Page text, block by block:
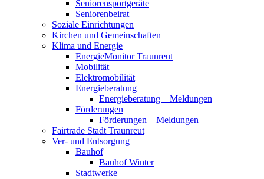
Seniorensportgeräte
Seniorenbeirat
Soziale Einrichtungen
Kirchen und Gemeinschaften
Klima und Energie
EnergieMonitor Traunreut
Mobilität
Elektromobilität
Energieberatung
Energieberatung – Meldungen
Förderungen
Förderungen – Meldungen
Fairtrade Stadt Traunreut
Ver- und Entsorgung
Bauhof
Bauhof Winter
Stadtwerke